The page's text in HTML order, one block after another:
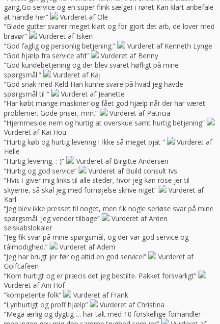
gang,Go service og en super flink sælger i røret Kan klart anbefale
at handle her”
Vurderet af Ole
“Glade gutter svarer meget klart og for gjort det arb, de lover med
bravør”
Vurderet af Isken
“God faglig og personlig betjening.”
Vurderet af Kenneth Lynge
“God hjælp fra service afd”
Vurderet af Benny
“God kundebetjening og der blev svaret høfligt på mine
spørgsmål.”
Vurderet af Kaj
“God snak med Keld Han kunne svare på hvad jeg havde
spørgsmål til “
Vurderet af Jeanette
“Har købt mange maskiner og fået god hjælp når der har været
problemer. Gode priser, mm.”
Vurderet af Patricia
“Hjemmeside nem og hurtig at overskue samt hurtig betjening”
Vurderet af Kai Hou
“Hurtig køb og hurtig levering ! Ikke så meget pjat “
Vurderet af
Helle
“Hurtig levering. :-)”
Vurderet af Birgitte Andersen
“Hurtig og god service”
Vurderet af Build consult Ivs
“Hvis I giver mig links til alle steder, hvor jeg kan rose jer til
skyerne, så skal jeg med fornøjelse skrive niget”
Vurderet af
Karl
“Jeg blev ikke presset til noget, men fik nogle seriøse svar på mine
spørgsmål. Jeg vender tilbage”
Vurderet af Arden
selskabslokaler
“Jeg fik svar på mine spørgsmål, og der var god service og
tålmodighed.”
Vurderet af Adem
“Jeg har brugt jer før og altid en god service!”
Vurderet af
Golfcafeen
“Kom hurtigt og er præcis det jeg bestilte. Pakket forsvarligt”
Vurderet af Ani Hof
“kompetente folk”
Vurderet af Frank
“Lynhurtigt og proff hjælp”
Vurderet af Christina
“Mega ærlig og dygtig … har talt med 10 forskellige forhandler